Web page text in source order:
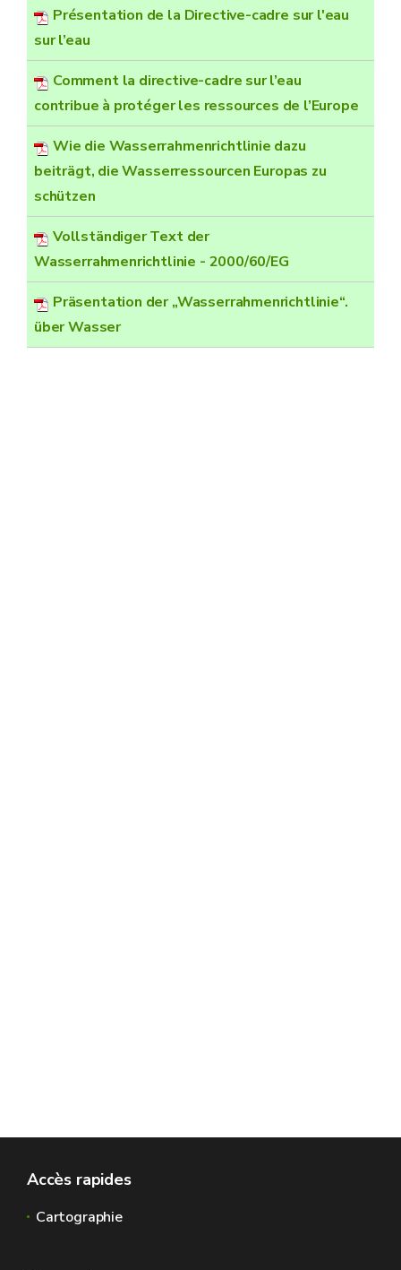
Présentation de la Directive-cadre sur l'eau
sur l’eau
Comment la directive-cadre sur l’eau
contribue à protéger les ressources de l’Europe
Wie die Wasserrahmenrichtlinie dazu
beiträgt, die Wasserressourcen Europas zu
schützen
Vollständiger Text der
Wasserrahmenrichtlinie - 2000/60/EG
Präsentation der „Wasserrahmenrichtlinie“.
über Wasser
Accès rapides
Cartographie